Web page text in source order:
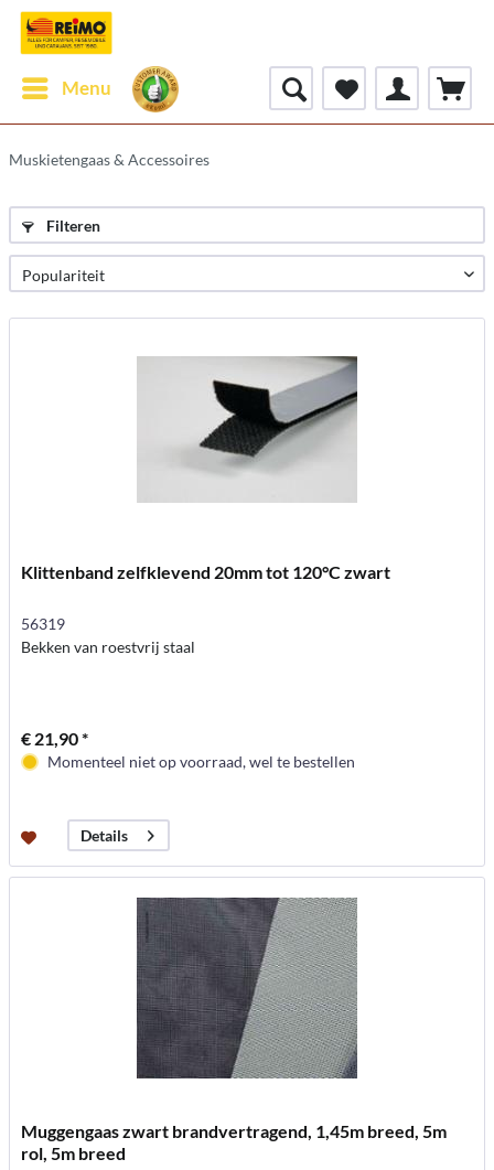
Menu
Muskietengaas & Accessoires
Filteren
Klittenband zelfklevend 20mm tot 120°C zwart
56319
Bekken van roestvrij staal
€ 21,90 *
Momenteel niet op voorraad, wel te bestellen
Details
Muggengaas zwart brandvertragend, 1,45m breed, 5m
rol, 5m breed